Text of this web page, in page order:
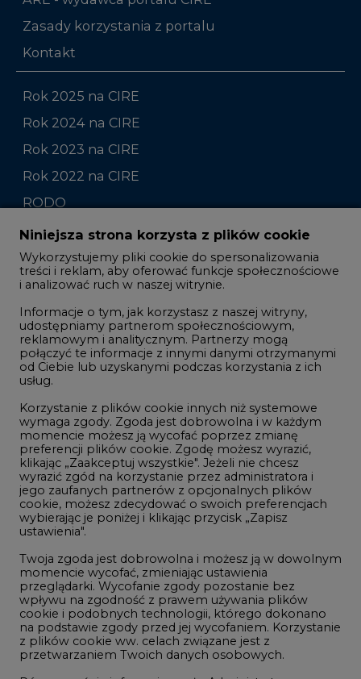
Rok 2025 na CIRE
Rok 2024 na CIRE
Zmiany kadrowe na rynku
Studio CIRE
Rozmowy o energetyce
Gospodarka
Geopolityka
LTE450
Innowacje i AI
Telekomunikacja i IT
Handel emisjami CO2
Wodór
Górnictwo
Atom
Fotowoltaika
Offshore wind
Niniejsza strona korzysta z plików cookie
Wykorzystujemy pliki cookie do spersonalizowania
treści i reklam, aby oferować funkcje społecznościowe
i analizować ruch w naszej witrynie.
Informacje o tym, jak korzystasz z naszej witryny,
udostępniamy partnerom społecznościowym,
reklamowym i analitycznym. Partnerzy mogą
połączyć te informacje z innymi danymi otrzymanymi
od Ciebie lub uzyskanymi podczas korzystania z ich
usług.
Korzystanie z plików cookie innych niż systemowe
wymaga zgody. Zgoda jest dobrowolna i w każdym
momencie możesz ją wycofać poprzez zmianę
preferencji plików cookie. Zgodę możesz wyrazić,
klikając „Zaakceptuj wszystkie". Jeżeli nie chcesz
wyrazić zgód na korzystanie przez administratora i
jego zaufanych partnerów z opcjonalnych plików
cookie, możesz zdecydować o swoich preferencjach
wybierając je poniżej i klikając przycisk „Zapisz
ustawienia".
Twoja zgoda jest dobrowolna i możesz ją w dowolnym
momencie wycofać, zmieniając ustawienia
przeglądarki. Wycofanie zgody pozostanie bez
wpływu na zgodność z prawem używania plików
cookie i podobnych technologii, którego dokonano
na podstawie zgody przed jej wycofaniem. Korzystanie
z plików cookie ww. celach związane jest z
przetwarzaniem Twoich danych osobowych.